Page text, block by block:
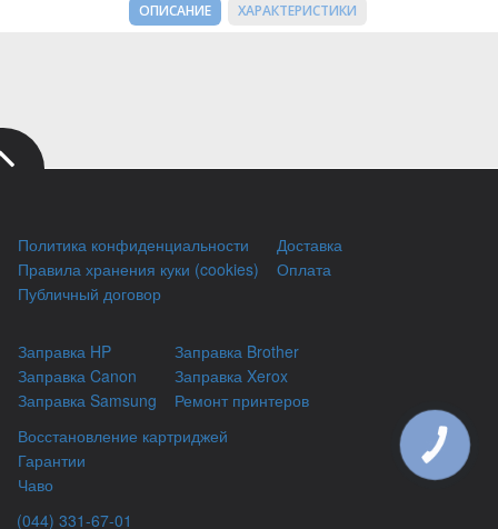
ОПИСАНИЕ ХАРАКТЕРИСТИКИ
Политика конфиденциальности
Правила хранения куки (cookies)
Публичный договор
Доставка
Оплата
Заправка HP
Заправка Canon
Заправка Samsung
Заправка Brother
Заправка Xerox
Ремонт принтеров
Восстановление картриджей
Гарантии
Чаво
(044) 331-67-01
КНОПКА
ЗВ'ЯЗКУ